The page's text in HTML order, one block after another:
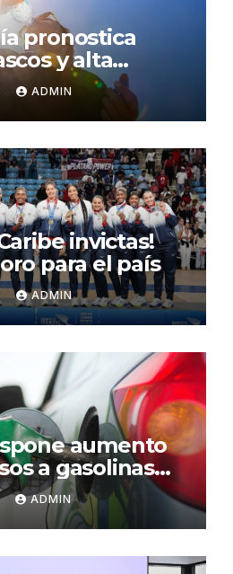
pronostica
y alta
de polvo del
este sábado
ADMIN
invictas!
para el país
ADMIN
aumento
a gasolinas
ADMIN